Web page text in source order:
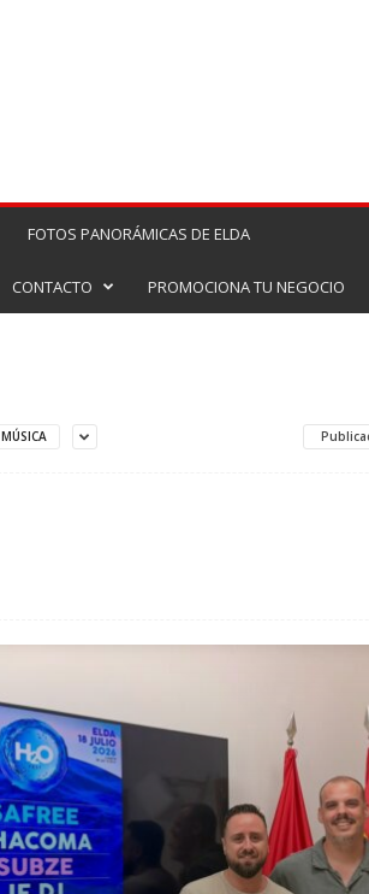
FOTOS PANORÁMICAS DE ELDA
CONTACTO PROMOCIONA TU NEGOCIO
MÚSICA